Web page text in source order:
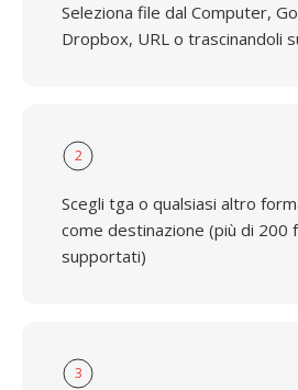
Seleziona file dal Computer,
Dropbox, URL o trascinandoli
2
Scegli tga o qualsiasi altro
come destinazione (più di 200
supportati)
3